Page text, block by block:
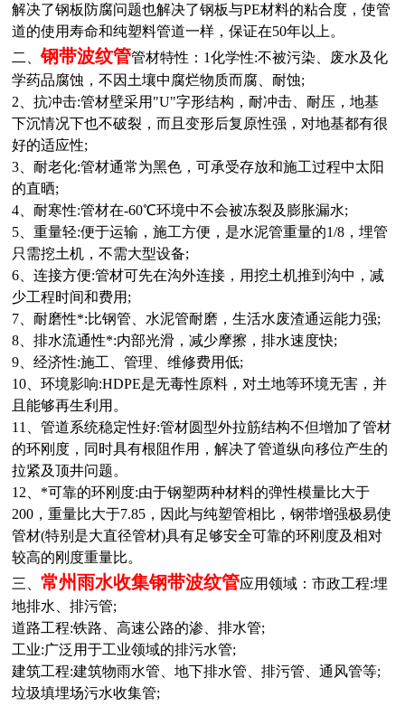
解决了钢板防腐问题也解决了钢板与PE材料的粘合度，使管
道的使用寿命和纯塑料管道一样，保证在50年以上。
二、钢带波纹管管材特性：1化学性:不被污染、废水及化
学药品腐蚀，不因土壤中腐烂物质而腐、耐蚀;
2、抗冲击:管材壁采用"U"字形结构，耐冲击、耐压，地基
下沉情况下也不破裂，而且变形后复原性强，对地基都有很
好的适应性;
3、耐老化:管材通常为黑色，可承受存放和施工过程中太阳
的直晒;
4、耐寒性:管材在-60℃环境中不会被冻裂及膨胀漏水;
5、重量轻:便于运输，施工方便，是水泥管重量的1/8，埋管
只需挖土机，不需大型设备;
6、连接方便:管材可先在沟外连接，用挖土机推到沟中，减
少工程时间和费用;
7、耐磨性*:比钢管、水泥管耐磨，生活水废渣通运能力强;
8、排水流通性*:内部光滑，减少摩擦，排水速度快;
9、经济性:施工、管理、维修费用低;
10、环境影响:HDPE是无毒性原料，对土地等环境无害，并
且能够再生利用。
11、管道系统稳定性好:管材圆型外拉筋结构不但增加了管材
的环刚度，同时具有根阻作用，解决了管道纵向移位产生的
拉紧及顶井问题。
12、*可靠的环刚度:由于钢塑两种材料的弹性模量比大于
200，重量比大于7.85，因此与纯塑管相比，钢带增强极易使
管材(特别是大直径管材)具有足够安全可靠的环刚度及相对
较高的刚度重量比。
三、常州雨水收集钢带波纹管应用领域：市政工程:埋
地排水、排污管;
道路工程:铁路、高速公路的渗、排水管;
工业:广泛用于工业领域的排污水管;
建筑工程:建筑物雨水管、地下排水管、排污管、通风管等;
垃圾填埋场污水收集管;